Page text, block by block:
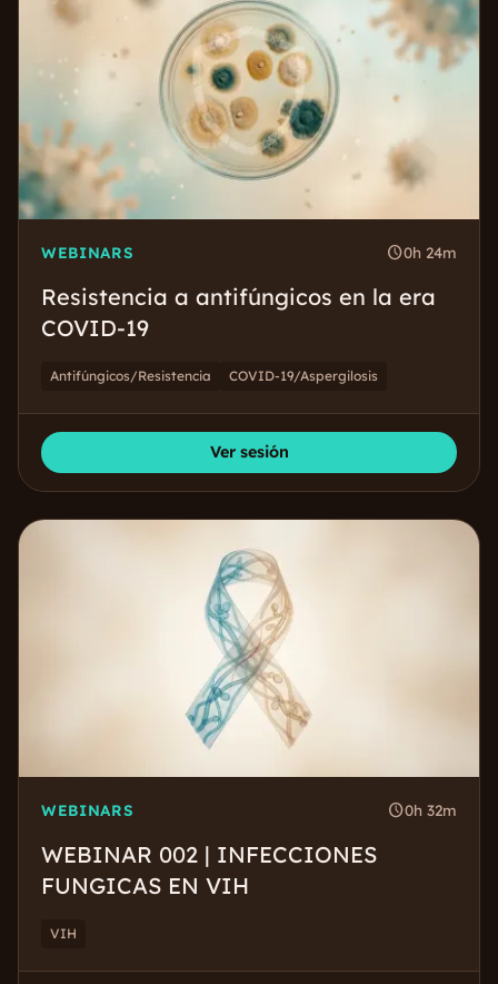
WEBINARS schedule0h 24m
Resistencia a antifúngicos en la era
COVID-19
Antifúngicos/Resistencia COVID-19/Aspergilosis
Ver sesión
WEBINARS schedule0h 32m
WEBINAR 002 | INFECCIONES
FUNGICAS EN VIH
VIH